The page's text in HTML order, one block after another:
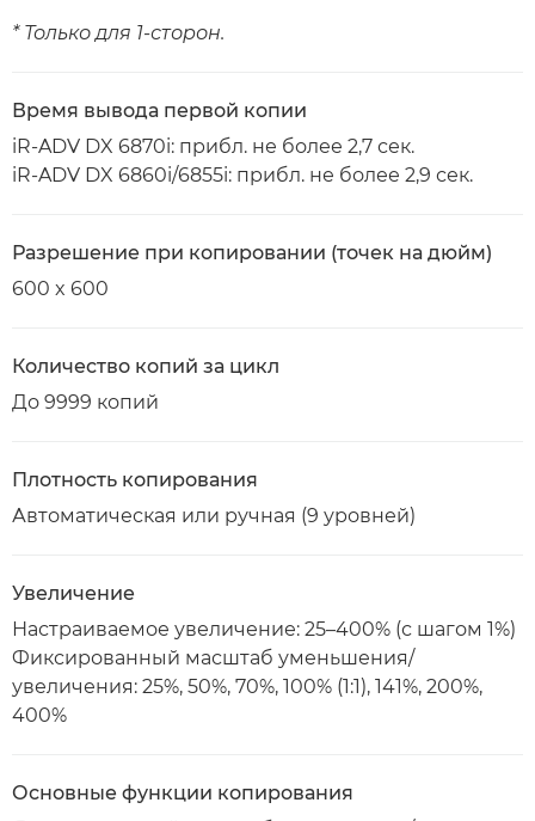
* Только для 1-сторон.
Время вывода первой копии
iR-ADV DX 6870i: прибл. не более 2,7 сек.
iR-ADV DX 6860i/6855i: прибл. не более 2,9 сек.
Разрешение при копировании (точек на дюйм)
600 x 600
Количество копий за цикл
До 9999 копий
Плотность копирования
Автоматическая или ручная (9 уровней)
Увеличение
Настраиваемое увеличение: 25–400% (с шагом 1%)
Фиксированный масштаб уменьшения/
увеличения: 25%, 50%, 70%, 100% (1:1), 141%, 200%,
400%
Основные функции копирования